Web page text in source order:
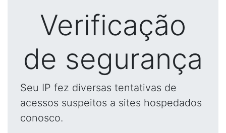
Verificação
de segurança
Seu IP fez diversas tentativas de
acessos suspeitos a sites hospedados
conosco.